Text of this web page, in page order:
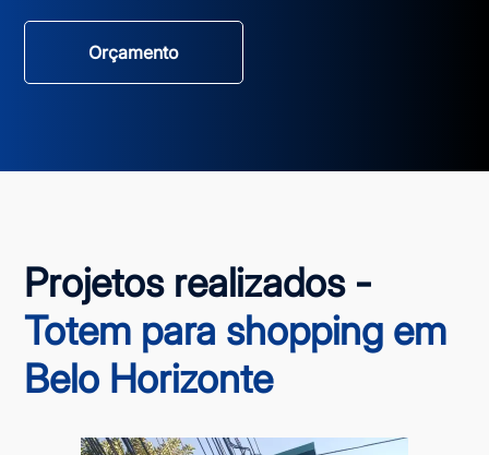
Orçamento
Projetos realizados -
Totem para shopping em
Belo Horizonte